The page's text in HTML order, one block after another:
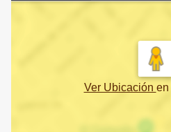
Ver Ubicación en